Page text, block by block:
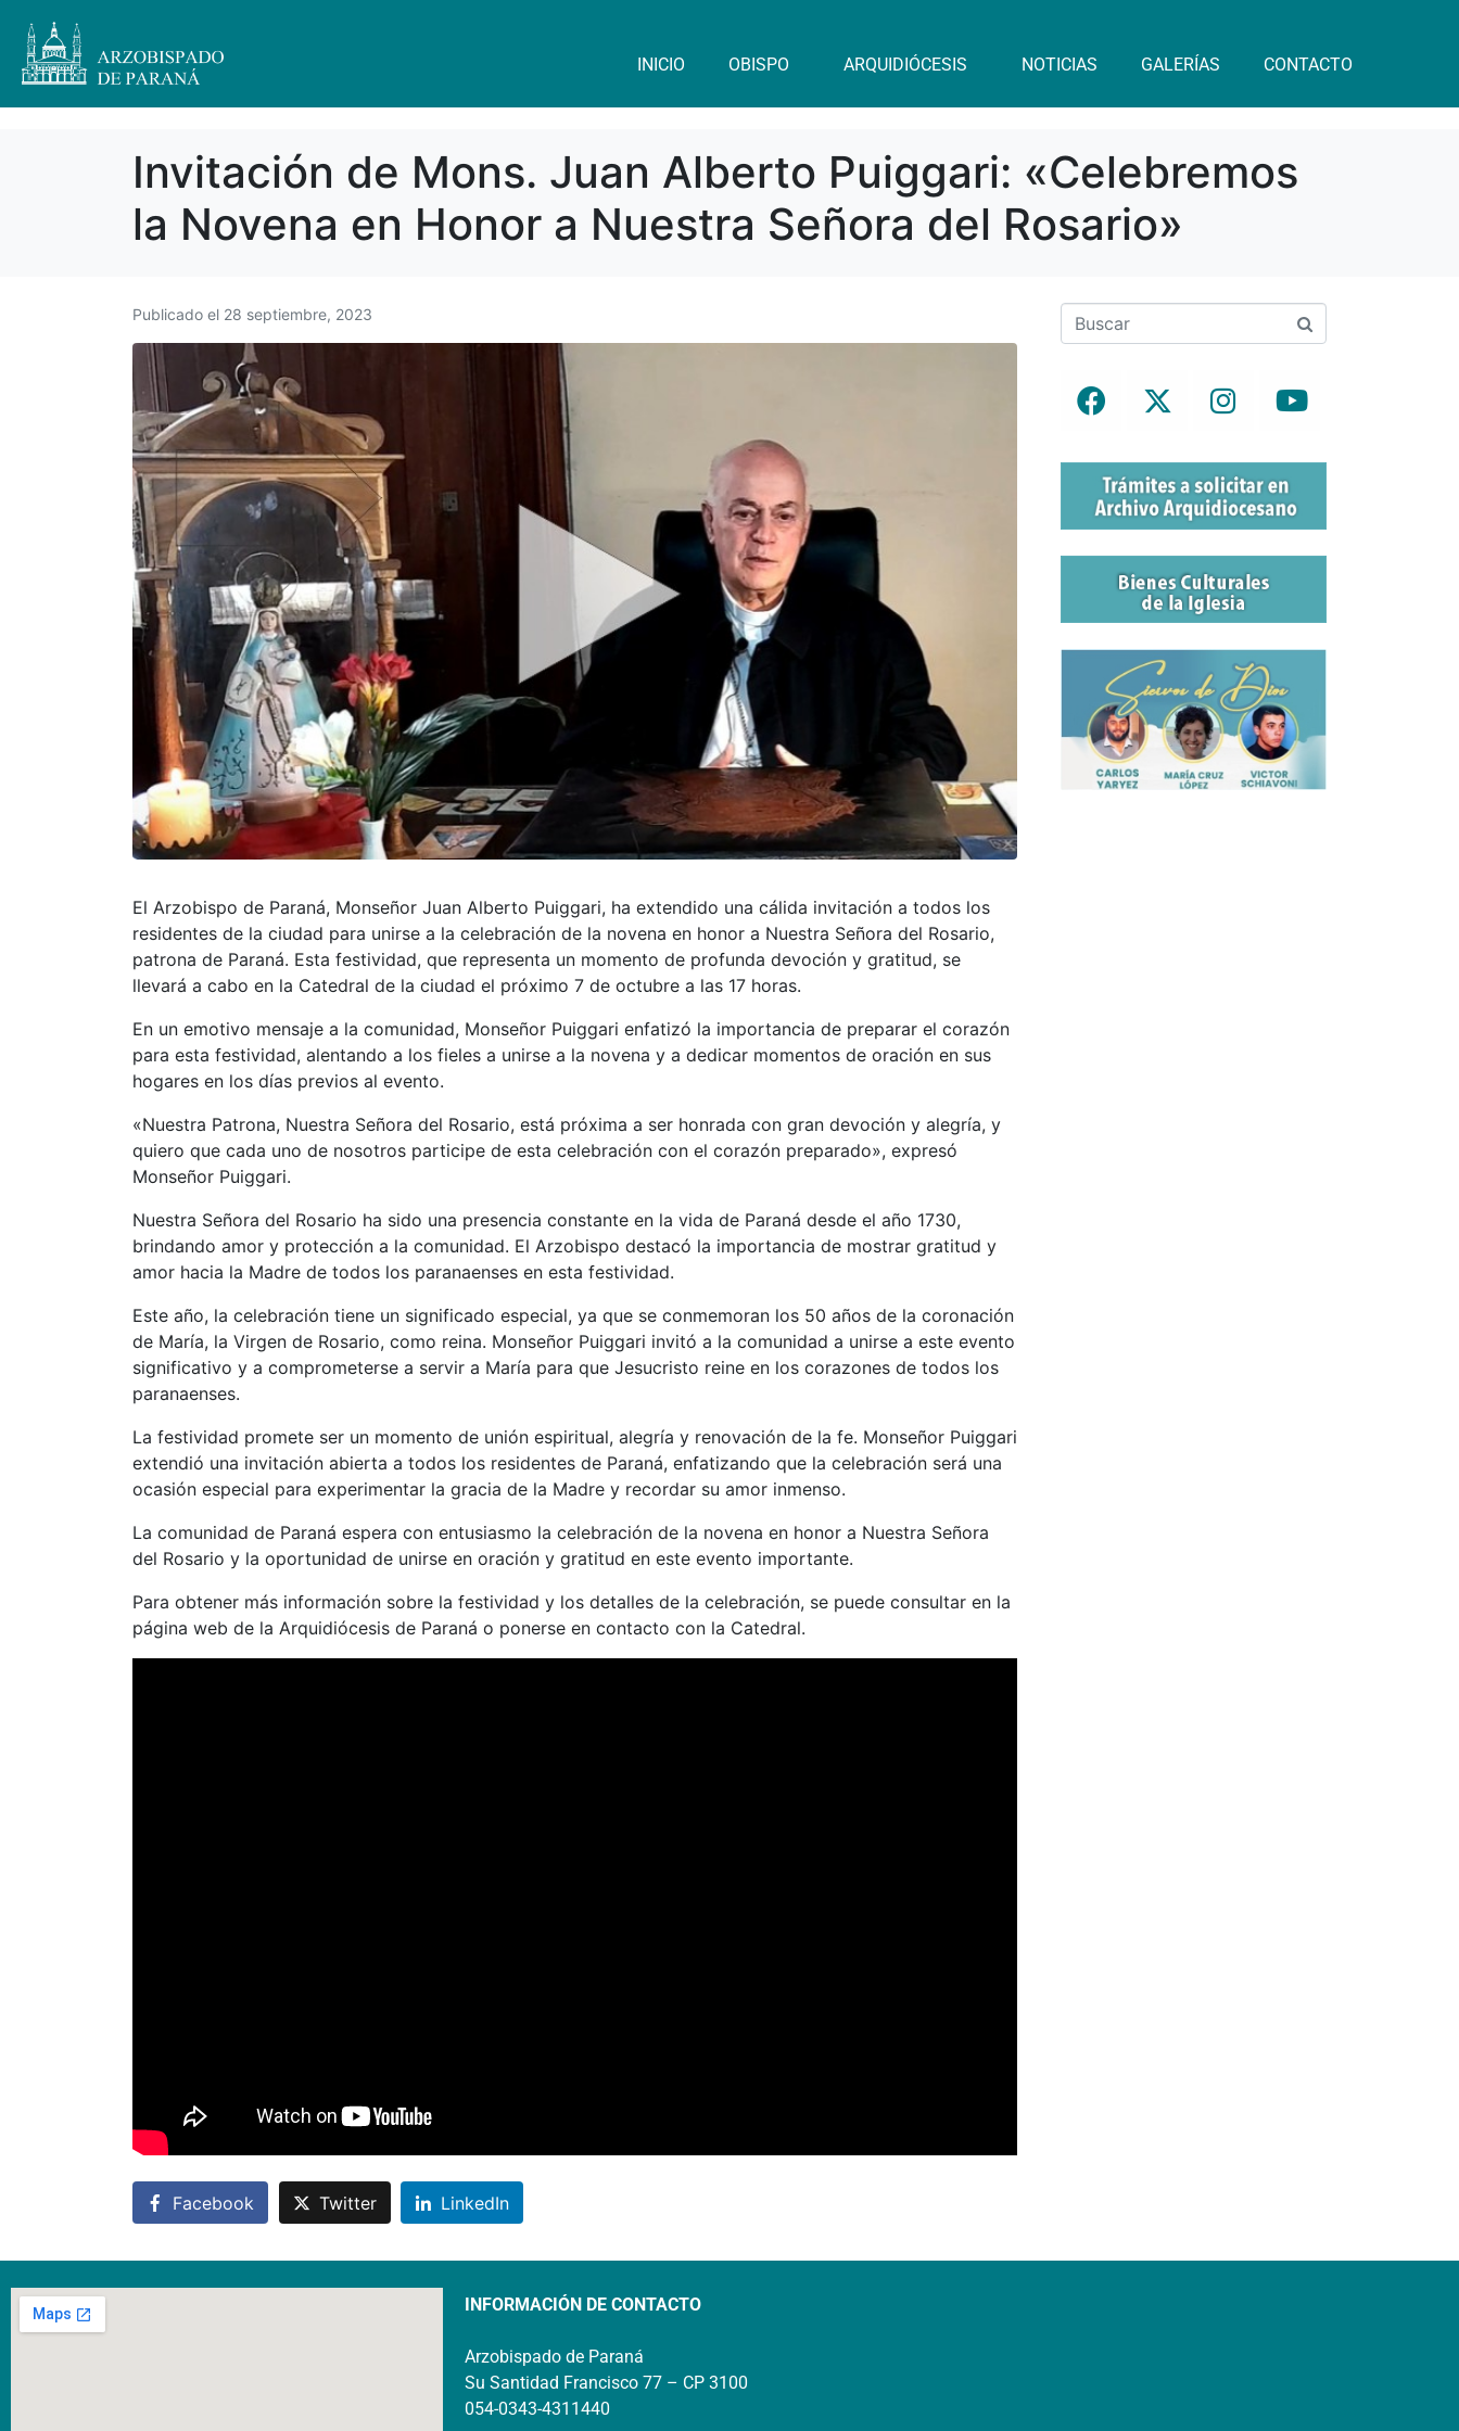
INICIO OBISPO ARQUIDIÓCESIS NOTICIAS GALERÍAS CONTACTO
Invitación de Mons. Juan Alberto Puiggari: «Celebremos
la Novena en Honor a Nuestra Señora del Rosario»
Publicado el 28 septiembre, 2023
El Arzobispo de Paraná, Monseñor Juan Alberto Puiggari, ha extendido una cálida invitación a todos los
residentes de la ciudad para unirse a la celebración de la novena en honor a Nuestra Señora del Rosario,
patrona de Paraná. Esta festividad, que representa un momento de profunda devoción y gratitud, se
llevará a cabo en la Catedral de la ciudad el próximo 7 de octubre a las 17 horas.
En un emotivo mensaje a la comunidad, Monseñor Puiggari enfatizó la importancia de preparar el corazón
para esta festividad, alentando a los fieles a unirse a la novena y a dedicar momentos de oración en sus
hogares en los días previos al evento.
«Nuestra Patrona, Nuestra Señora del Rosario, está próxima a ser honrada con gran devoción y alegría, y
quiero que cada uno de nosotros participe de esta celebración con el corazón preparado», expresó
Monseñor Puiggari.
Nuestra Señora del Rosario ha sido una presencia constante en la vida de Paraná desde el año 1730,
brindando amor y protección a la comunidad. El Arzobispo destacó la importancia de mostrar gratitud y
amor hacia la Madre de todos los paranaenses en esta festividad.
Este año, la celebración tiene un significado especial, ya que se conmemoran los 50 años de la coronación
de María, la Virgen de Rosario, como reina. Monseñor Puiggari invitó a la comunidad a unirse a este evento
significativo y a comprometerse a servir a María para que Jesucristo reine en los corazones de todos los
paranaenses.
La festividad promete ser un momento de unión espiritual, alegría y renovación de la fe. Monseñor Puiggari
extendió una invitación abierta a todos los residentes de Paraná, enfatizando que la celebración será una
ocasión especial para experimentar la gracia de la Madre y recordar su amor inmenso.
La comunidad de Paraná espera con entusiasmo la celebración de la novena en honor a Nuestra Señora
del Rosario y la oportunidad de unirse en oración y gratitud en este evento importante.
Para obtener más información sobre la festividad y los detalles de la celebración, se puede consultar en la
página web de la Arquidiócesis de Paraná o ponerse en contacto con la Catedral.
Facebook Twitter LinkedIn
INFORMACIÓN DE CONTACTO
Arzobispado de Paraná
Su Santidad Francisco 77 – CP 3100
054-0343-4311440